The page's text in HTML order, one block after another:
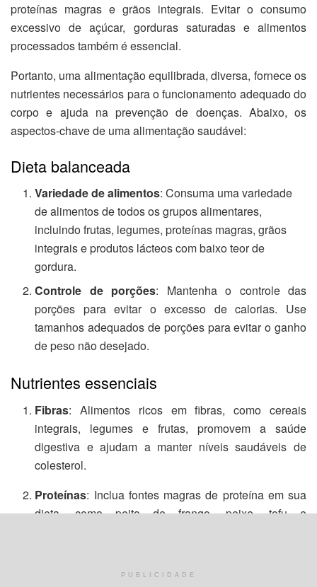
proteínas magras e grãos integrais. Evitar o consumo
excessivo de açúcar, gorduras saturadas e alimentos
processados também é essencial.
Portanto, uma alimentação equilibrada, diversa, fornece os
nutrientes necessários para o funcionamento adequado do
corpo e ajuda na prevenção de doenças. Abaixo, os
aspectos-chave de uma alimentação saudável:
Dieta balanceada
Variedade de alimentos: Consuma uma variedade
de alimentos de todos os grupos alimentares,
incluindo frutas, legumes, proteínas magras, grãos
integrais e produtos lácteos com baixo teor de
gordura.
Controle de porções: Mantenha o controle das
porções para evitar o excesso de calorias. Use
tamanhos adequados de porções para evitar o ganho
de peso não desejado.
Nutrientes essenciais
Fibras: Alimentos ricos em fibras, como cereais
integrais, legumes e frutas, promovem a saúde
digestiva e ajudam a manter níveis saudáveis de
colesterol.
Proteínas: Inclua fontes magras de proteína em sua
dieta, como peito de frango, peixe, tofu e
Gorduras saudáveis: Opte por gorduras saudáveis,
PUBLICIDADE